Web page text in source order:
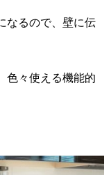
なるので、壁に伝
色々使える機能的